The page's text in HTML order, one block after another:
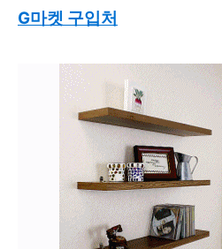
G마켓 구입처